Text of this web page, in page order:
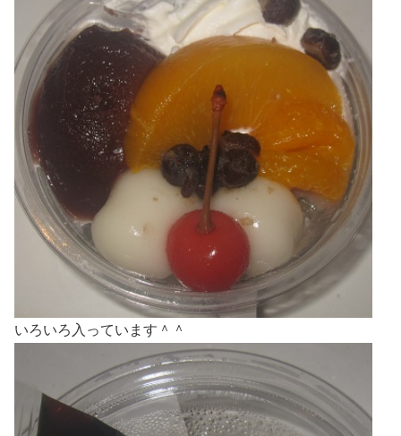
いろいろ入っています＾＾